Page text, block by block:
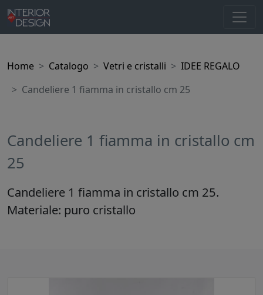
Home Catalogo Vetri e cristalli
IDEE REGALO
Candeliere 1 fiamma in cristallo cm 25
Candeliere 1 fiamma in cristallo cm
25
Candeliere 1 fiamma in cristallo cm 25.
Materiale: puro cristallo